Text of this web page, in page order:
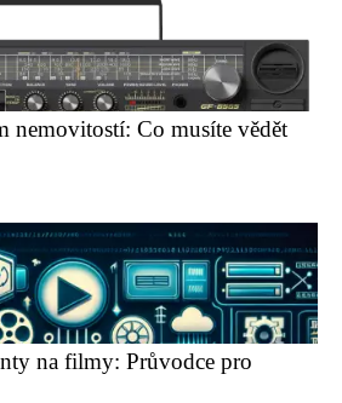
nemovitostí: Co musíte vědět
na filmy: Průvodce pro